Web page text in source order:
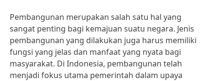
Pembangunan merupakan salah satu hal yang
sangat penting bagi kemajuan suatu negara. Jenis
pembangunan yang dilakukan juga harus memiliki
fungsi yang jelas dan manfaat yang nyata bagi
masyarakat. Di Indonesia, pembangunan telah
menjadi fokus utama pemerintah dalam upaya